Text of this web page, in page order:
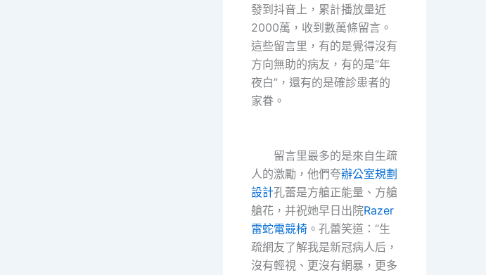
發到抖音上，累計播放量近
2000萬，收到數萬條留言。
這些留言里，有的是覺得沒有
方向無助的病友，有的是“年
夜白”，還有的是確診患者的
家眷。
留言里最多的是來自生疏
人的激勵，他們夸辦公室規劃
設計孔蕾是方艙正能量、方艙
艙花，并祝她早日出院Razer
雷蛇電競椅 。孔蕾笑道：“生
疏網友了解我是新冠病人后，
沒有輕視、更沒有網暴，更多